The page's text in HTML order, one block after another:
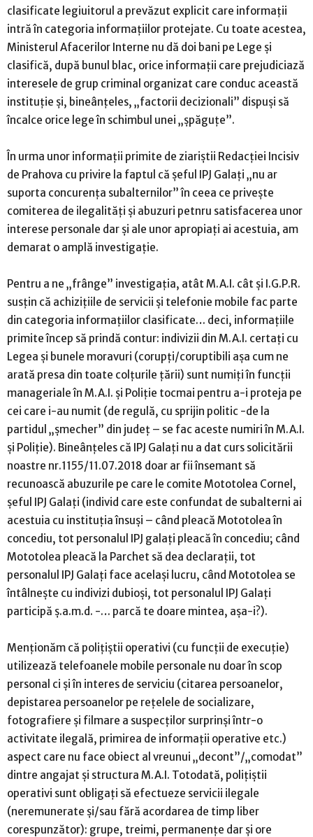
clasificate legiuitorul a prevăzut explicit care informații
intră în categoria informațiilor protejate. Cu toate acestea,
Ministerul Afacerilor Interne nu dă doi bani pe Lege și
clasifică, după bunul blac, orice informații care prejudiciază
interesele de grup criminal organizat care conduc această
instituție și, bineânțeles, „factorii decizionali” dispuși să
încalce orice lege în schimbul unei „șpăguțe”.
În urma unor informații primite de ziariștii Redacției Incisiv
de Prahova cu privire la faptul că șeful IPJ Galați „nu ar
suporta concurența subalternilor” în ceea ce privește
comiterea de ilegalități și abuzuri petnru satisfacerea unor
interese personale dar și ale unor apropiați ai acestuia, am
demarat o amplă investigație.
Pentru a ne „frânge” investigația, atât M.A.I. cât și I.G.P.R.
susțin că achizițiile de servicii și telefonie mobile fac parte
din categoria informațiilor clasificate… deci, informațiile
primite încep să prindă contur: indivizii din M.A.I. certați cu
Legea și bunele moravuri (corupți/coruptibili așa cum ne
arată presa din toate colțurile țării) sunt numiți în funcții
manageriale în M.A.I. și Poliție tocmai pentru a-i proteja pe
cei care i-au numit (de regulă, cu sprijin politic -de la
partidul „șmecher” din județ – se fac aceste numiri în M.A.I.
și Poliție). Bineânțeles că IPJ Galați nu a dat curs solicitării
noastre nr.1155/11.07.2018 doar ar fii însemant să
recunoască abuzurile pe care le comite Mototolea Cornel,
șeful IPJ Galați (individ care este confundat de subalterni ai
acestuia cu instituția însuși – când pleacă Mototolea în
concediu, tot personalul IPJ galați pleacă în concediu; când
Mototolea pleacă la Parchet să dea declarații, tot
personalul IPJ Galați face același lucru, când Mototolea se
întâlnește cu indivizi dubioși, tot personalul IPJ Galați
participă ș.a.m.d. -… parcă te doare mintea, așa-i?).
Menționăm că polițiștii operativi (cu funcții de execuție)
utilizează telefoanele mobile personale nu doar în scop
personal ci și în interes de serviciu (citarea persoanelor,
depistarea persoanelor pe rețelele de socializare,
fotografiere și filmare a suspecților surprinși într-o
activitate ilegală, primirea de informații operative etc.)
aspect care nu face obiect al vreunui „decont”/„comodat”
dintre angajat și structura M.A.I. Totodată, polițiștii
operativi sunt obligați să efectueze servicii ilegale
(neremunerate și/sau fără acordarea de timp liber
corespunzător): grupe, treimi, permanențe dar și ore